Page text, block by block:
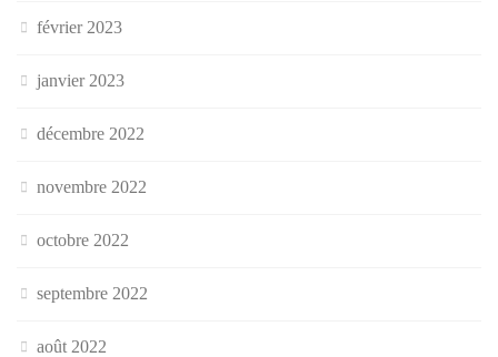
février 2023
janvier 2023
décembre 2022
novembre 2022
octobre 2022
septembre 2022
août 2022